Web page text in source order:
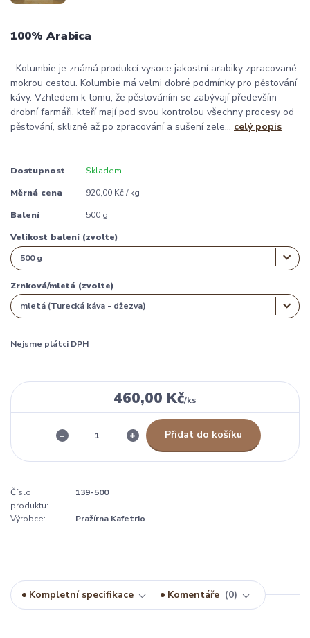
100% Arabica
Kolumbie je známá produkcí vysoce jakostní arabiky zpracované
mokrou cestou. Kolumbie má velmi dobré podmínky pro pěstování
kávy. Vzhledem k tomu, že pěstováním se zabývají především
drobní farmáři, kteří mají pod svou kontrolou všechny procesy od
pěstování, sklizně až po zpracování a sušení zele... celý popis
Dostupnost Skladem
Měrná cena 920,00 Kč / kg
Balení 500 g
Velikost balení (zvolte)
Zrnková/mletá (zvolte)
Nejsme plátci DPH
460,00 Kč/ks
Přidat do košíku
Číslo
produktu:
139-500
Výrobce: Pražírna Kafetrio
Kompletní specifikace Komentáře 0